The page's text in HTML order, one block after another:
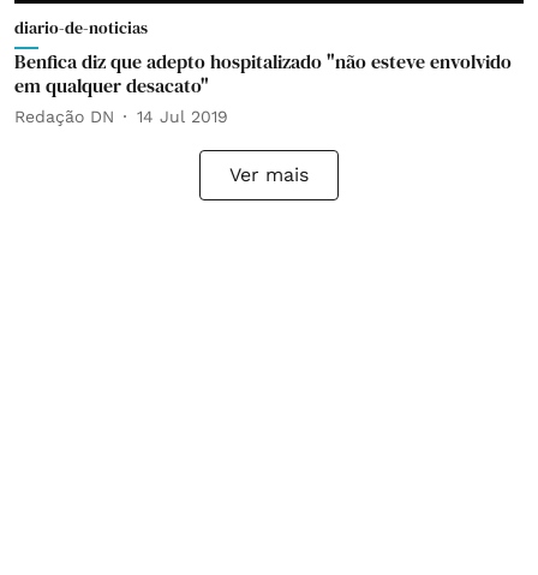
diario-de-noticias
Benfica diz que adepto hospitalizado "não esteve envolvido
em qualquer desacato"
Redação DN 14 Jul 2019
Ver mais